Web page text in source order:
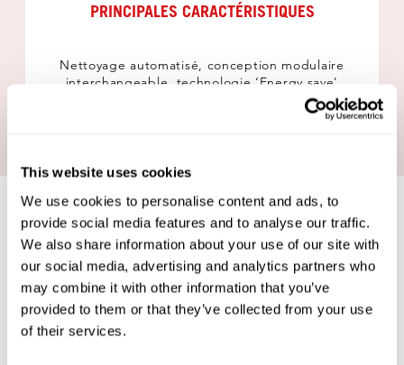
This website uses cookies
We use cookies to personalise content and ads, to
provide social media features and to analyse our traffic.
We also share information about your use of our site with
our social media, advertising and analytics partners who
may combine it with other information that you’ve
provided to them or that they’ve collected from your use
of their services.
PRINCIPALES CARACTÉRISTIQUES
Nettoyage automatisé, conception modulaire
interchangeable, technologie ‘Energy save’
réduisant les coûts, fabriqué en Suisse et buse
COFFEEWORKS
DATA-DRIVEN APPROACH TO COFFEE